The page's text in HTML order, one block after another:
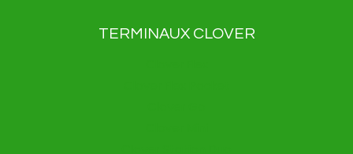
TERMINAUX CLOVER